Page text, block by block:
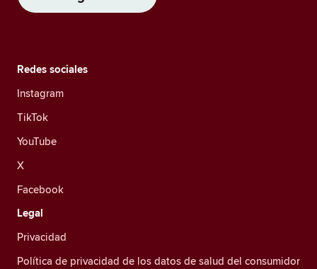
Redes sociales
Instagram
TikTok
YouTube
X
Facebook
Legal
Privacidad
Política de privacidad de los datos de salud del consumidor